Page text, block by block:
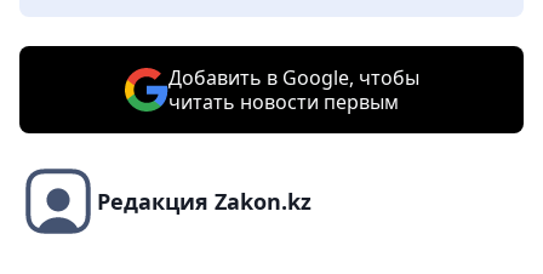
Добавить в Google, чтобы
читать новости первым
Редакция Zakon.kz